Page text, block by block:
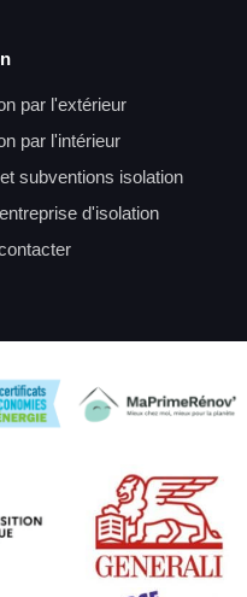
par l'extérieur
par l'intérieur
subventions isolation
d'isolation